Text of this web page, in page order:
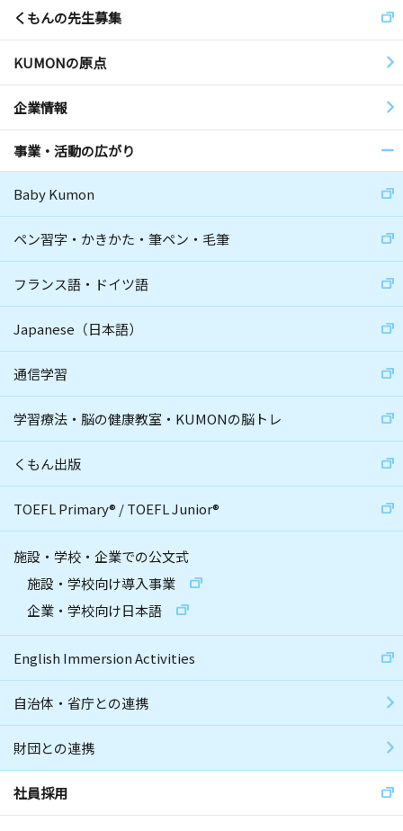
くもんの先生募集
KUMONの原点
企業情報
事業・活動の広がり
Baby Kumon
ペン習字・かきかた・筆ペン・毛筆
フランス語・ドイツ語
Japanese（日本語）
通信学習
学習療法・脳の健康教室・KUMONの脳トレ
くもん出版
TOEFL Primary® /TOEFL Junior®
施設・学校・企業での公文式
施設・学校向け導入事業
企業・学校向け日本語
English Immersion Activities
自治体・省庁との連携
財団との連携
社員採用